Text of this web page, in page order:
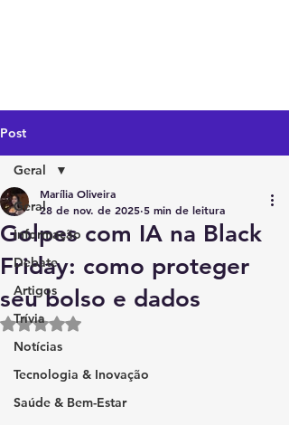
Post
Geral
Informação
Debate
Artigos
Trívia
Notícias
Tecnologia & Inovação
Saúde & Bem-Estar
Geral
Golpes com IA na Black
Friday: como proteger
seu bolso e dados
Marília Oliveira
28 de nov. de 2025 5 min de leitura
Avaliado com NaN de 5 estrelas.